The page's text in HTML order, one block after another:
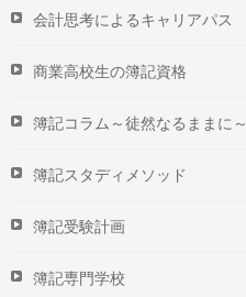
会計思考によるキャリアパス
商業高校生の簿記資格
簿記コラム～徒然なるままに～
簿記スタディメソッド
簿記受験計画
簿記専門学校